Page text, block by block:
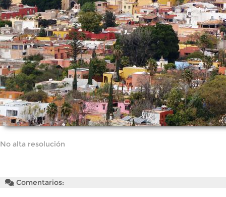
No alta resolución
Comentarios: